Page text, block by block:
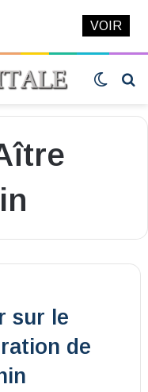
Switch
sur le
de
VOIR